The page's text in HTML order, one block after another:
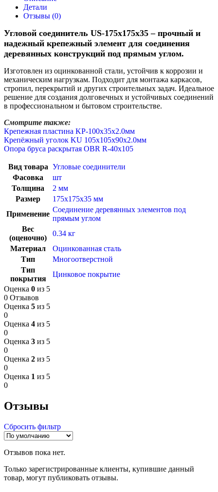
Детали
Отзывы (0)
Угловой соединитель US-175х175х35 – прочный и
надежный крепежный элемент для соединения
деревянных конструкций под прямым углом.
Изготовлен из оцинкованной стали, устойчив к коррозии и
механическим нагрузкам. Подходит для монтажа каркасов,
стропил, перекрытий и других строительных задач. Идеальное
решение для создания долговечных и устойчивых соединений
в профессиональном и бытовом строительстве.
Смотрите также:
Крепежная пластина KP-100х35х2.0мм
Крепёжный уголок KU 105х105х90х2.0мм
Опора бруса раскрытая OBR R-40х105
Вид товара Угловые соединители
Фасовка
шт
Толщина
2 мм
Размер
175x175x35 мм
Применение
Соединение деревянных элементов под
прямым углом
Вес
(оценочно)
0.34 кг
Материал
Оцинкованная сталь
Тип
Многоотверстной
Тип
покрытия
Цинковое покрытие
Оценка 0 из 5
0 Отзывов
Оценка 5 из 5
0
Оценка 4 из 5
0
Оценка 3 из 5
0
Оценка 2 из 5
0
Оценка 1 из 5
0
Отзывы
Сбросить фильтр
Отзывов пока нет.
Только зарегистрированные клиенты, купившие данный
товар, могут публиковать отзывы.